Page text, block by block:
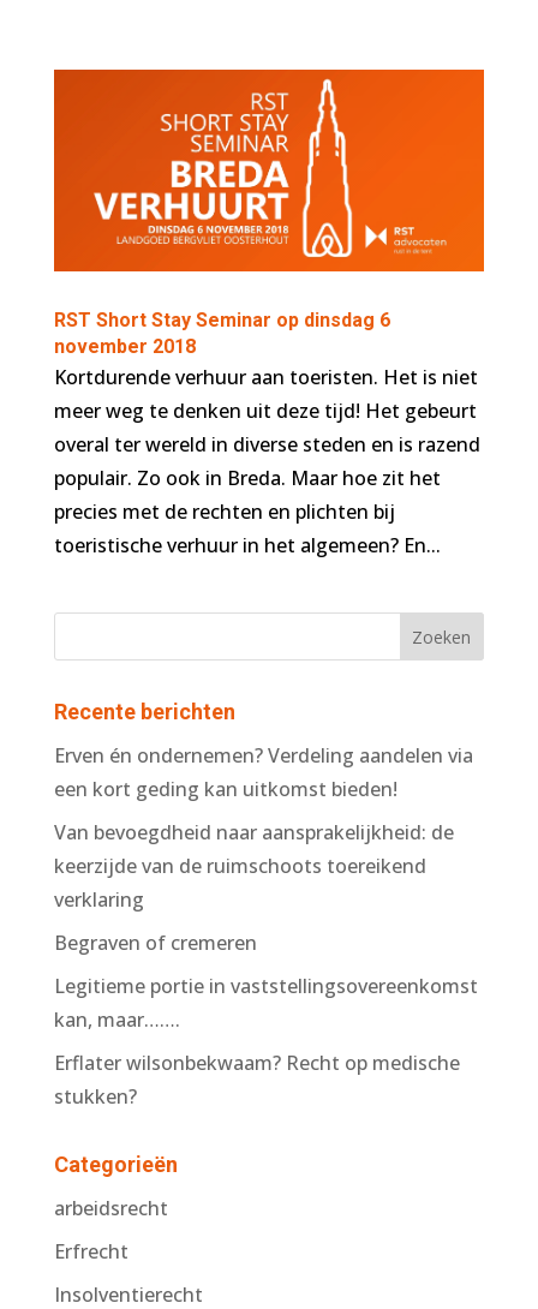
RST Short Stay Seminar op dinsdag 6
november 2018
Kortdurende verhuur aan toeristen. Het is niet
meer weg te denken uit deze tijd! Het gebeurt
overal ter wereld in diverse steden en is razend
populair. Zo ook in Breda. Maar hoe zit het
precies met de rechten en plichten bij
toeristische verhuur in het algemeen? En...
Recente berichten
Erven én ondernemen? Verdeling aandelen via
een kort geding kan uitkomst bieden!
Van bevoegdheid naar aansprakelijkheid: de
keerzijde van de ruimschoots toereikend
verklaring
Begraven of cremeren
Legitieme portie in vaststellingsovereenkomst
kan, maar…….
Erflater wilsonbekwaam? Recht op medische
stukken?
Categorieën
arbeidsrecht
Erfrecht
Insolventierecht